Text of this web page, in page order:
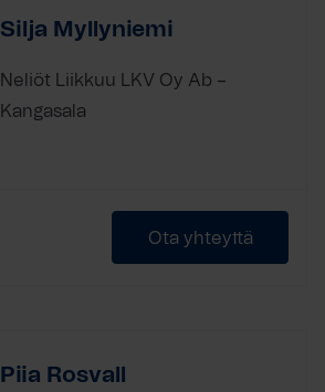
Silja Myllyniemi
Neliöt Liikkuu LKV Oy Ab –
Kangasala
Ota yhteyttä
Piia Rosvall